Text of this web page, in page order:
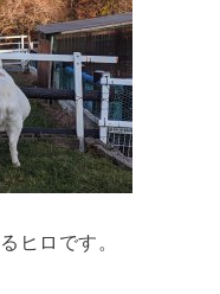
ヒロです。